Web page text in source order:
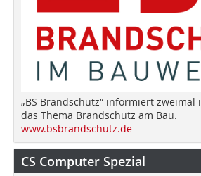
„BS Brandschutz“ informiert zweimal
das Thema Brandschutz am Bau.
www.bsbrandschutz.de
CS Computer Spezial